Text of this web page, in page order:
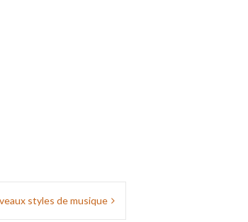
styles de musique